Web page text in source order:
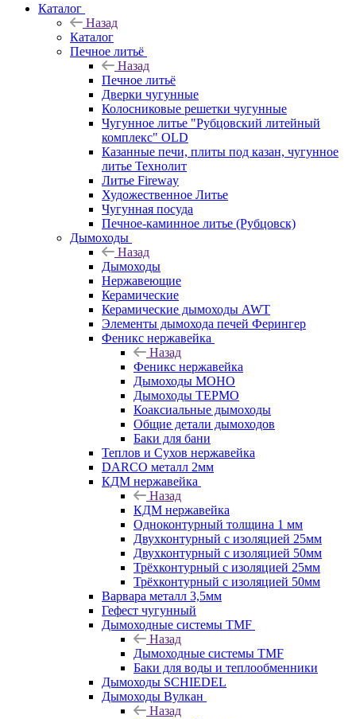
Каталог
Назад
Каталог
Печное литьё
Назад
Печное литьё
Дверки чугунные
Колосниковые решетки чугунные
Чугунное литье "Рубцовский литейный
комплекс" OLD
Казанные печи, плиты под казан, чугунное
литье Технолит
Литье Fireway
Художественное Литье
Чугунная посуда
Печное-каминное литье (Рубцовск)
Дымоходы
Назад
Дымоходы
Нержавеющие
Керамические
Керамические дымоходы AWT
Элементы дымохода печей Ферингер
Феникс нержавейка
Назад
Феникс нержавейка
Дымоходы МОНО
Дымоходы ТЕРМО
Коаксиальные дымоходы
Общие детали дымоходов
Баки для бани
Теплов и Сухов нержавейка
DARCO металл 2мм
КДМ нержавейка
Назад
КДМ нержавейка
Одноконтурный толщина 1 мм
Двухконтурный с изоляцией 25мм
Двухконтурный с изоляцией 50мм
Трёхконтурный с изоляцией 25мм
Трёхконтурный с изоляцией 50мм
Варвара металл 3,5мм
Гефест чугунный
Дымоходные системы TMF
Назад
Дымоходные системы TMF
Баки для воды и теплообменники
Дымоходы SCHIEDEL
Дымоходы Вулкан
Назад